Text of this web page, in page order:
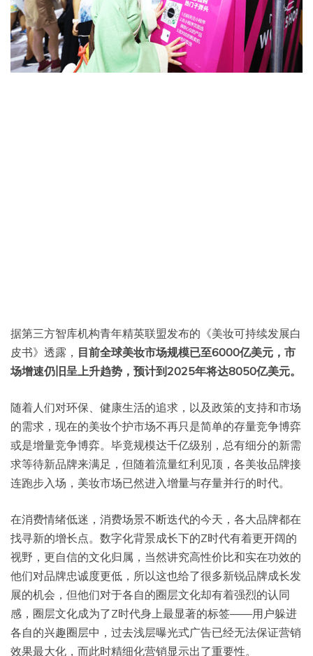
据第三方智库机构青年精英联盟发布的《美妆可持续发展白
皮书》透露， 目前全球美妆市场规模已至6000亿美元，市
场增速仍旧呈上升趋势，预计到2025年将达8050亿美元。
随着人们对环保、健康生活的追求，以及政策的支持和市场
的需求，现在的美妆个护市场不再只是简单的存量竞争博弈
或是增量竞争博弈。毕竟规模达千亿级别，总有细分的新需
求等待新品牌来满足，但随着流量红利见顶，各美妆品牌接
连跑步入场，美妆市场已然进入增量与存量并行的时代。
在消费情绪低迷，消费场景不断迭代的今天，各大品牌都在
找寻新的增长点。数字化背景成长下的Z时代有着更开阔的
视野，更自信的文化归属，当然讲究高性价比和实在功效的
他们对品牌忠诚度更低，所以这也给了很多新锐品牌成长发
展的机会，但他们对于各自的圈层文化却有着强烈的认同
感，圈层文化成为了Z时代身上最显著的标签——用户躲进
各自的兴趣圈层中，过去浅层曝光式广告已经无法保证营销
效果最大化，而此时精细化营销显示出了重要性。